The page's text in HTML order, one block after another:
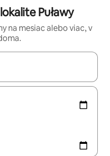
Puławy
na mesiac alebo viac, v
môžete si ich prechádzať